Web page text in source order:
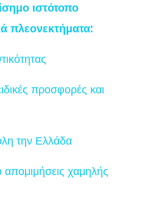
ιστότοπο
πλεονεκτήματα:
προσφορές και
την Ελλάδα
χαμηλής